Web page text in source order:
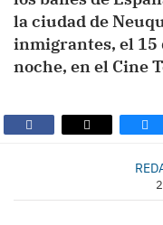
la ciudad de
inmigrantes, el 15
noche, en el Cine